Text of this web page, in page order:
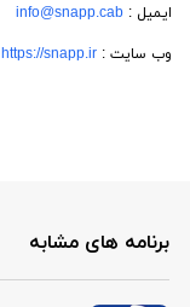
ایمیل : info@snapp.cab
وب سایت : https://snapp.ir
برنامه های مشابه